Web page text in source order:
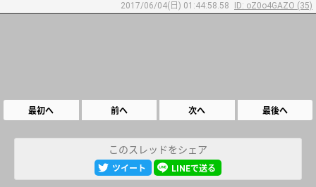
2017/06/04(日) 01:44:58.58 ID: oZ0o4GAZO (35)
最初へ 前へ 次へ 最後へ
このスレッドをシェア
ツイート LINEで送る